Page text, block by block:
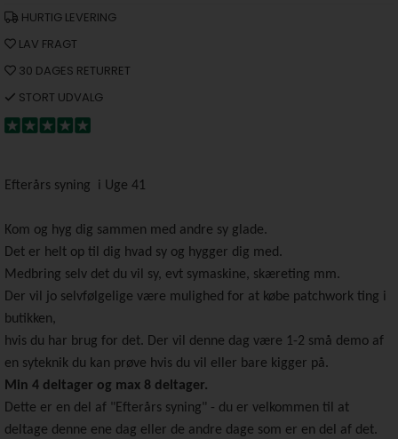
HURTIG LEVERING
LAV FRAGT
30 DAGES RETURRET
STORT UDVALG
Efterårs syning i Uge 41
Kom og hyg dig sammen med andre sy glade.
Det er helt op til dig hvad sy og hygger dig med.
Medbring selv det du vil sy, evt symaskine, skæreting mm.
Der vil jo selvfølgelige være mulighed for at købe patchwork ting i
butikken,
hvis du har brug for det. Der vil denne dag være 1-2 små demo af
en syteknik du kan prøve hvis du vil eller bare kigger på.
Min 4 deltager og max 8 deltager.
Dette er en del af "Efterårs syning" - du er velkommen til at
deltage denne ene dag eller de andre dage som er en del af det.